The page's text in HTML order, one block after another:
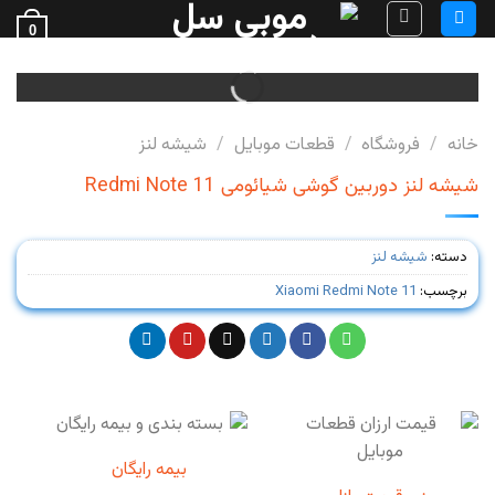
Skip
to
content
0
خانه / فروشگاه / قطعات موبایل / شیشه لنز
شیشه لنز دوربین گوشی شیائومی Redmi Note 11
دسته: شیشه لنز
برچسب: Xiaomi Redmi Note 11
بیمه رایگان